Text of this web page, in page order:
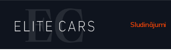
Sludinājumi